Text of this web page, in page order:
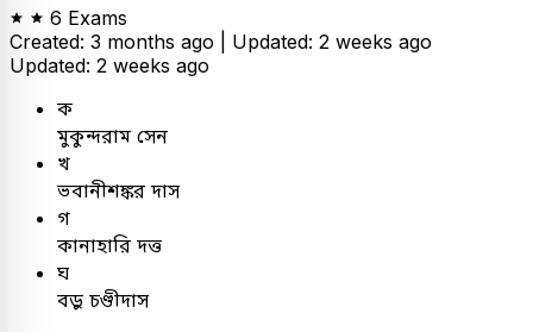
6 Exams
Created: 3 months ago | Updated: 2 weeks ago
Updated: 2 weeks ago
ক
মুকুন্দরাম সেন
খ
ভবানীশঙ্কর দাস
গ
কানাহারি দত্ত
ঘ
বড়ু চণ্ডীদাস